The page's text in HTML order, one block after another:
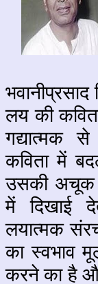
लय की
गद्यात्मक
कविता में
उसकी अचूक
में दिखाई
लयात्मक
का स्वभाव
करने का है